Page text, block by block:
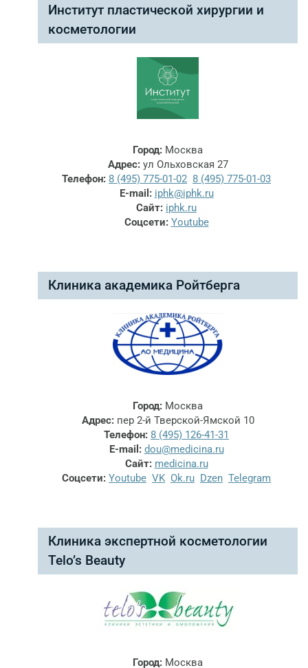
Институт пластической хирургии и
косметологии
Город: Москва
Адрес:ул Ольховская 27
Телефон: 8 (495) 775-01-02 8 (495) 775-01-03
E-mail: iphk@iphk.ru
Сайт: iphk.ru
Соцсети: Youtube
Клиника академика Ройтберга
Город: Москва
Адрес:пер 2-й Тверской-Ямской 10
Телефон: 8 (495) 126-41-31
E-mail: dou@medicina.ru
Сайт: medicina.ru
Соцсети: Youtube VK Ok.ru Dzen Telegram
Клиника экспертной косметологии
Telo’s Beauty
Город: Москва